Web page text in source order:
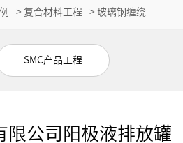
> 复合材料工程 > 玻璃钢缠绕
SMC产品工程
限公司阳极液排放罐